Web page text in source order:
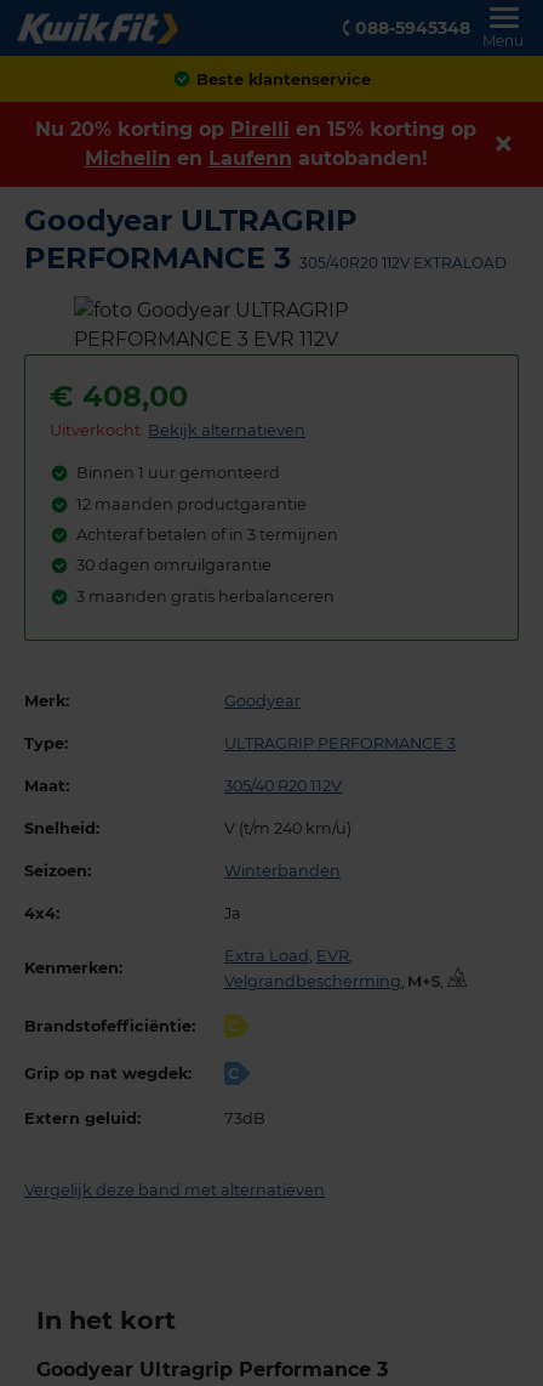
088-5945348
Menu
Achteraf betalen
Nu 20% korting op Pirelli en 15% korting op
Michelin en Laufenn autobanden!
Goodyear ULTRAGRIP
PERFORMANCE 3 305/40R20 112V EXTRALOAD
€ 408,00
Uitverkocht: Bekijk alternatieven
Binnen 1 uur gemonteerd
12 maanden productgarantie
Achteraf betalen of in 3 termijnen
30 dagen omruilgarantie
3 maanden gratis herbalanceren
Merk: Goodyear
Type: ULTRAGRIP PERFORMANCE 3
Maat: 305/40 R20 112V
Snelheid: V (t/m 240 km/u)
Seizoen: Winterbanden
4x4: Ja
Kenmerken:
Extra Load , EVR,
Velgrandbescherming, ,
Brandstofefficiëntie: C
Grip op nat wegdek: C
Extern geluid: 73dB
Vergelijk deze band met alternatieven
In het kort
Goodyear Ultragrip Performance 3